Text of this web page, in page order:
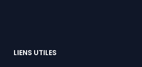
LIENS UTILES